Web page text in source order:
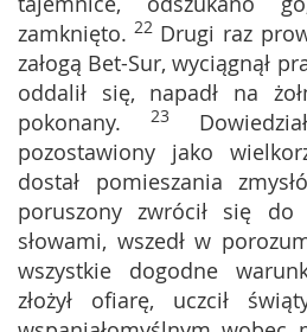
zamknięto. 22 Drugi raz
załogą Bet-Sur, wyciągnął
oddalił się, napadł na
pokonany. 23
pozostawiony jako
dostał pomieszania
poruszony zwrócił się do
słowami, wszedł w
wszystkie dogodne
złożył ofiarę, uczcił